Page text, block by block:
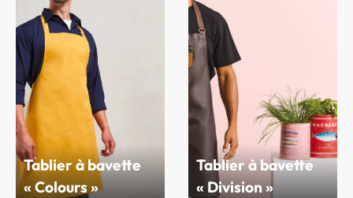
Tablier à bavette
« Colours »
Tablier à bavette
« Division »